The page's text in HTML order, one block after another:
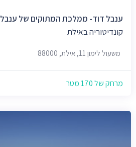
ענבל דוד- ממלכת המתוקים של ענבל
קונדיטוריה באילת
משעול לימון 11, אילת, 88000
מרחק של 170 מטר